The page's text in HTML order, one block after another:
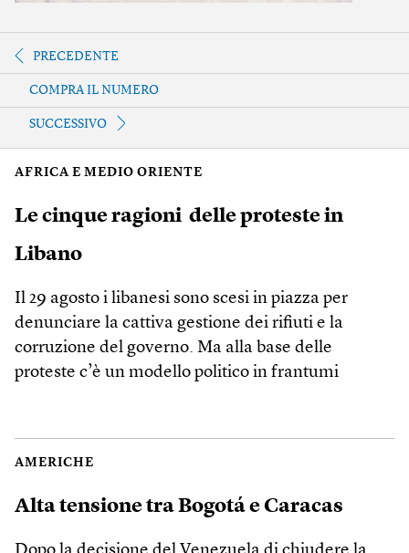
PRECEDENTE
COMPRA IL NUMERO
SUCCESSIVO
AFRICA E MEDIO ORIENTE
Le cinque ragioni delle proteste in
Libano
Il 29 agosto i libanesi sono scesi in piazza per
denunciare la cattiva gestione dei rifiuti e la
corruzione del governo. Ma alla base delle
proteste c’è un modello politico in frantumi
AMERICHE
Alta tensione tra Bogotá e Caracas